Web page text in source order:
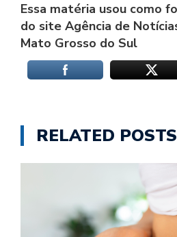
Essa matéria usou como
do site Agência de
Mato Grosso do Sul
RELATED POSTS